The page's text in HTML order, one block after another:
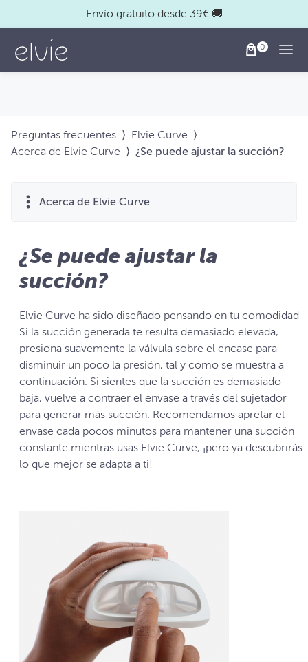
Envío gratuito desde 39€ 🚚
Preguntas frecuentes ⟩ Elvie Curve ⟩
Acerca de Elvie Curve ⟩ ¿Se puede ajustar la succión?
Acerca de Elvie Curve
¿Se puede ajustar la
succión?
Elvie Curve ha sido diseñado pensando en tu comodidad
Si la succión generada te resulta demasiado elevada,
presiona suavemente la válvula sobre el encase para
disminuir un poco la presión, tal y como se muestra a
continuación. Si sientes que la succión es demasiado
baja, vuelve a contraer el envase a través del sujetador
para generar más succión. Recomendamos apretar el
envase cada pocos minutos para mantener una succión
constante mientras usas Elvie Curve, ¡pero ya descubrirás
lo que mejor se adapta a ti!